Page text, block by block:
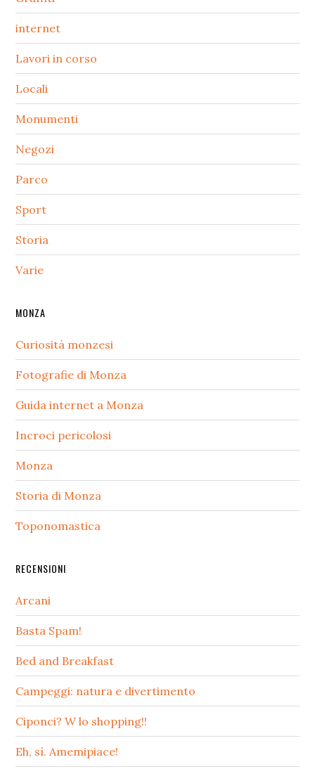
internet
Lavori in corso
Locali
Monumenti
Negozi
Parco
Sport
Storia
Varie
MONZA
Curiosità monzesi
Fotografie di Monza
Guida internet a Monza
Incroci pericolosi
Monza
Storia di Monza
Toponomastica
RECENSIONI
Arcani
Basta Spam!
Bed and Breakfast
Campeggi: natura e divertimento
Ciponci? W lo shopping!!
Eh, sì. Amemipiace!